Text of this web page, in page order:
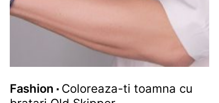
Fashion
Coloreaza-ti toamna cu